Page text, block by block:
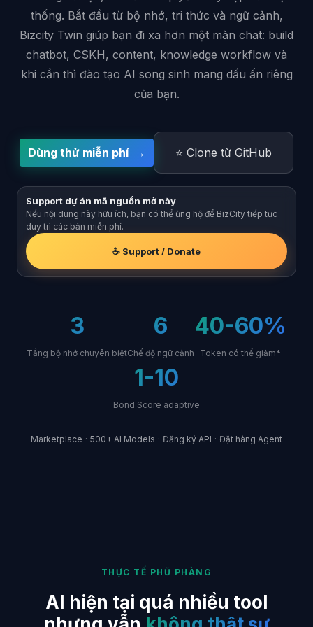
thống. Bắt đầu từ bộ nhớ, tri thức và ngữ cảnh,
Bizcity Twin giúp bạn đi xa hơn một màn chat: build
chatbot, CSKH, content, knowledge workflow và
khi cần thì đào tạo AI song sinh mang dấu ấn riêng
của bạn.
Dùng thử miễn phí → ⭐ Clone từ GitHub
Support dự án mã nguồn mở này
Nếu nội dung này hữu ích, bạn có thể ủng hộ để BizCity tiếp tục
duy trì các bản miễn phí.
☕ Support / Donate
3
Tầng bộ nhớ chuyên biệt
6
Chế độ ngữ cảnh
40-60%
Token có thể giảm*
1-10
Bond Score adaptive
Marketplace · 500+ AI Models · Đăng ký API · Đặt hàng Agent
THỰC TẾ PHŨ PHÀNG
AI hiện tại quá nhiều tool